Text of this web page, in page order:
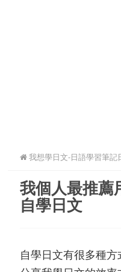
我想學日文-日語學習筆記
我個人最推
自學日文
自學日文有很多種方